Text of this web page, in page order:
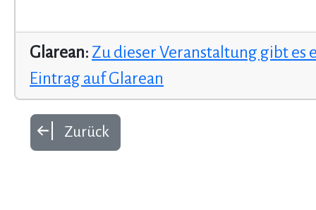
Glarean: Zu dieser Veranstaltung gibt es
Eintrag auf Glarean